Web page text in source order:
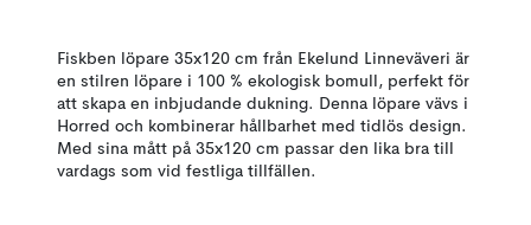
Fiskben löpare 35x120 cm från Ekelund Linneväveri är
en stilren löpare i 100 % ekologisk bomull, perfekt för
att skapa en inbjudande dukning. Denna löpare vävs i
Horred och kombinerar hållbarhet med tidlös design.
Med sina mått på 35x120 cm passar den lika bra till
vardags som vid festliga tillfällen.